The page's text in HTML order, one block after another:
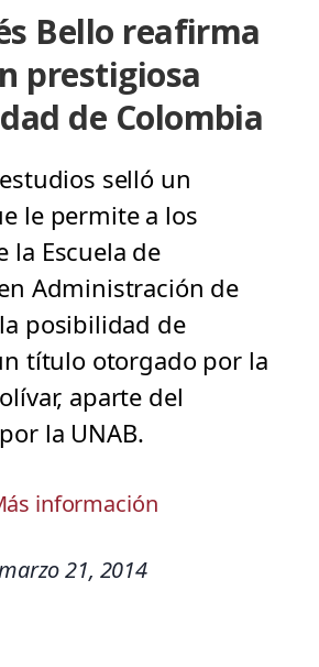
Bello reafirma
prestigiosa
de Colombia
selló un
le permite a los
la Escuela de
Administración de
posibilidad de
título otorgado por la
aparte del
la UNAB.
información
21, 2014